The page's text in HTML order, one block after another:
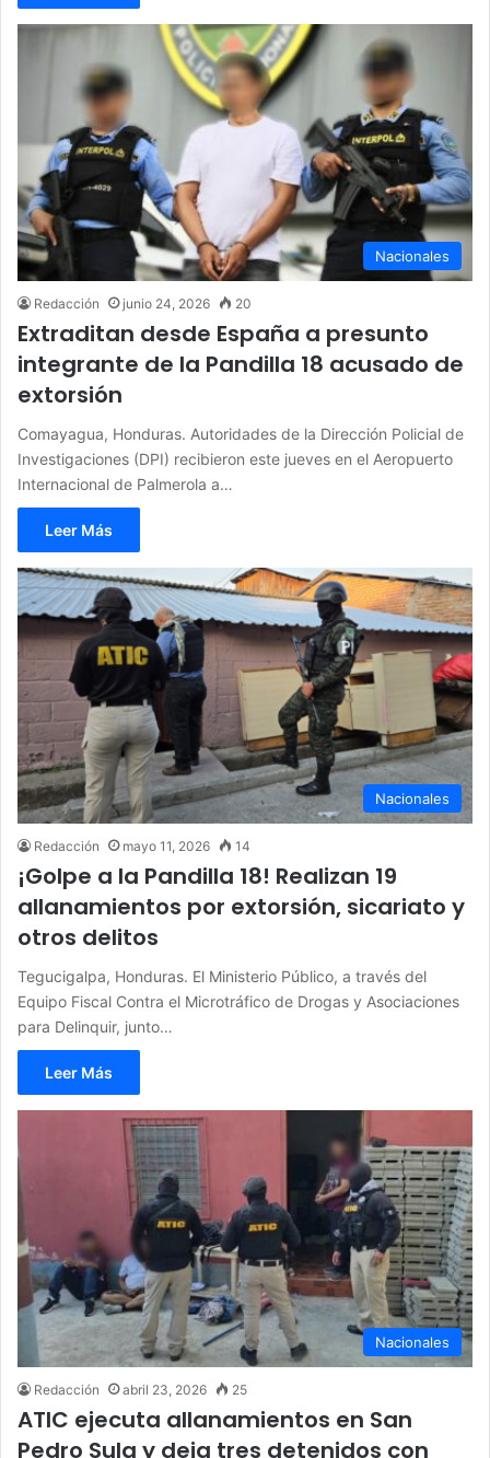
Nacionales
Redacción junio 24, 2026 20
Extraditan desde España a presunto
integrante de la Pandilla 18 acusado de
extorsión
Comayagua, Honduras. Autoridades de la Dirección Policial de
Investigaciones (DPI) recibieron este jueves en el Aeropuerto
Internacional de Palmerola a…
Leer Más
Nacionales
Redacción mayo 11, 2026 14
¡Golpe a la Pandilla 18! Realizan 19
allanamientos por extorsión, sicariato y
otros delitos
Tegucigalpa, Honduras. El Ministerio Público, a través del
Equipo Fiscal Contra el Microtráfico de Drogas y Asociaciones
para Delinquir, junto…
Leer Más
Nacionales
Redacción abril 23, 2026 25
ATIC ejecuta allanamientos en San
Pedro Sula y deja tres detenidos con